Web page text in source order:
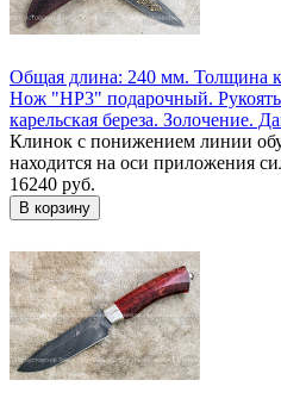
Общая длина: 240 мм. Толщина
Нож "НР3" подарочный. Рукоять
карельская береза.
Клинок с понижением линии
находится на оси приложения
16240 руб.